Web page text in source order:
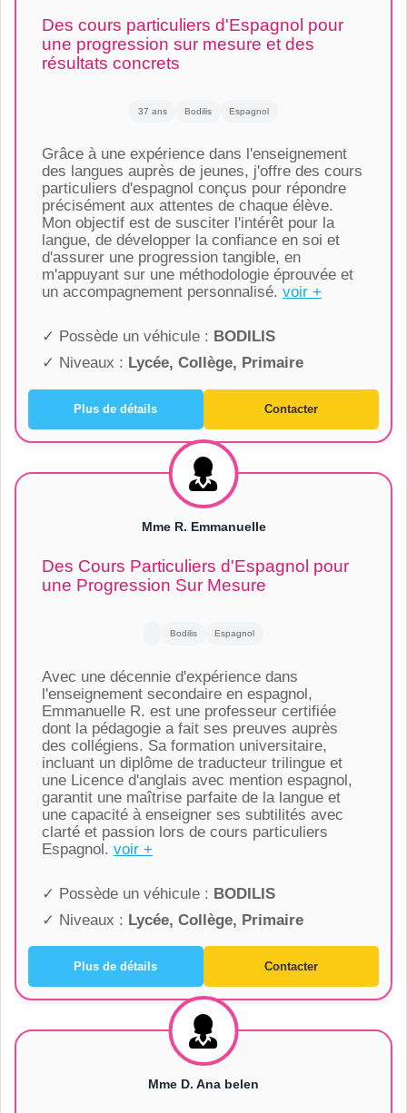
Des cours particuliers d'Espagnol pour
une progression sur mesure et des
résultats concrets
37 ans Bodilis Espagnol
Grâce à une expérience dans l'enseignement
des langues auprès de jeunes, j'offre des cours
particuliers d'espagnol conçus pour répondre
précisément aux attentes de chaque élève.
Mon objectif est de susciter l'intérêt pour la
langue, de développer la confiance en soi et
d'assurer une progression tangible, en
m'appuyant sur une méthodologie éprouvée et
un accompagnement personnalisé. voir +
✓ Possède un véhicule : BODILIS
✓ Niveaux : Lycée, Collège, Primaire
Plus de détails Contacter
Mme R. Emmanuelle
Des Cours Particuliers d'Espagnol pour
une Progression Sur Mesure
Bodilis Espagnol
Avec une décennie d'expérience dans
l'enseignement secondaire en espagnol,
Emmanuelle R. est une professeur certifiée
dont la pédagogie a fait ses preuves auprès
des collégiens. Sa formation universitaire,
incluant un diplôme de traducteur trilingue et
une Licence d'anglais avec mention espagnol,
garantit une maîtrise parfaite de la langue et
une capacité à enseigner ses subtilités avec
clarté et passion lors de cours particuliers
Espagnol. voir +
✓ Possède un véhicule : BODILIS
✓ Niveaux : Lycée, Collège, Primaire
Plus de détails Contacter
Mme D. Ana belen